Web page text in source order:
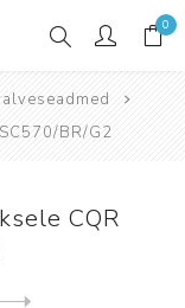
0
BR/G2
CQR